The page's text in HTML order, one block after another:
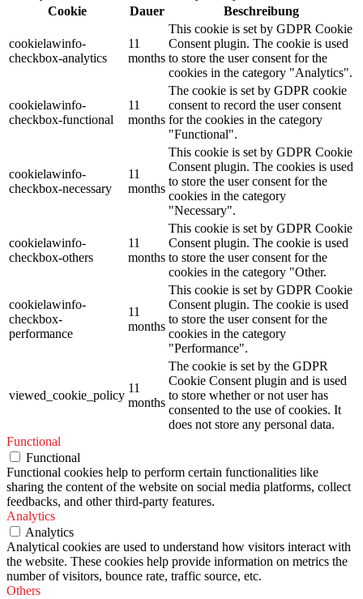
Cookie
Dauer Beschreibung
cookielawinfo-
checkbox-analytics
11
months
This cookie is set by GDPR Cookie
Consent plugin. The cookie is used
to store the user consent for the
cookies in the category "Analytics".
cookielawinfo-
checkbox-functional
11
months
The cookie is set by GDPR cookie
consent to record the user consent
for the cookies in the category
"Functional".
cookielawinfo-
checkbox-necessary
11
months
This cookie is set by GDPR Cookie
Consent plugin. The cookies is used
to store the user consent for the
cookies in the category
"Necessary".
cookielawinfo-
checkbox-others
11
months
This cookie is set by GDPR Cookie
Consent plugin. The cookie is used
to store the user consent for the
cookies in the category "Other.
cookielawinfo-
checkbox-
performance
11
months
This cookie is set by GDPR Cookie
Consent plugin. The cookie is used
to store the user consent for the
cookies in the category
"Performance".
viewed_cookie_policy
11
months
The cookie is set by the GDPR
Cookie Consent plugin and is used
to store whether or not user has
consented to the use of cookies. It
does not store any personal data.
Functional
Functional
Functional cookies help to perform certain functionalities like
sharing the content of the website on social media platforms, collect
feedbacks, and other third-party features.
Analytics
Analytics
Analytical cookies are used to understand how visitors interact with
the website. These cookies help provide information on metrics the
number of visitors, bounce rate, traffic source, etc.
Others